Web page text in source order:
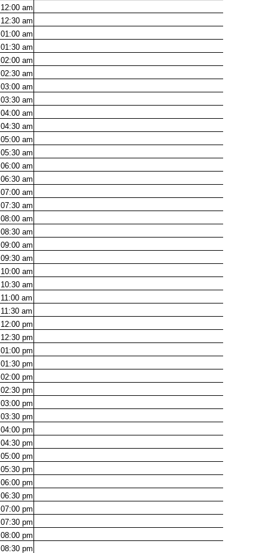
12:00 am
12:30 am
01:00 am
01:30 am
02:00 am
02:30 am
03:00 am
03:30 am
04:00 am
04:30 am
05:00 am
05:30 am
06:00 am
06:30 am
07:00 am
07:30 am
08:00 am
08:30 am
09:00 am
09:30 am
10:00 am
10:30 am
11:00 am
11:30 am
12:00 pm
12:30 pm
01:00 pm
01:30 pm
02:00 pm
02:30 pm
03:00 pm
03:30 pm
04:00 pm
04:30 pm
05:00 pm
05:30 pm
06:00 pm
06:30 pm
07:00 pm
07:30 pm
08:00 pm
08:30 pm